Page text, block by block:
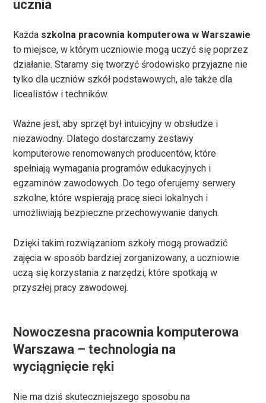
ucznia
Każda szkolna pracownia komputerowa w Warszawie
to miejsce, w którym uczniowie mogą uczyć się poprzez
działanie. Staramy się tworzyć środowisko przyjazne nie
tylko dla uczniów szkół podstawowych, ale także dla
licealistów i techników.
Ważne jest, aby sprzęt był intuicyjny w obsłudze i
niezawodny. Dlatego dostarczamy zestawy
komputerowe renomowanych producentów, które
spełniają wymagania programów edukacyjnych i
egzaminów zawodowych. Do tego oferujemy serwery
szkolne, które wspierają pracę sieci lokalnych i
umożliwiają bezpieczne przechowywanie danych.
Dzięki takim rozwiązaniom szkoły mogą prowadzić
zajęcia w sposób bardziej zorganizowany, a uczniowie
uczą się korzystania z narzędzi, które spotkają w
przyszłej pracy zawodowej.
Nowoczesna pracownia komputerowa
Warszawa – technologia na
wyciągnięcie ręki
Nie ma dziś skuteczniejszego sposobu na